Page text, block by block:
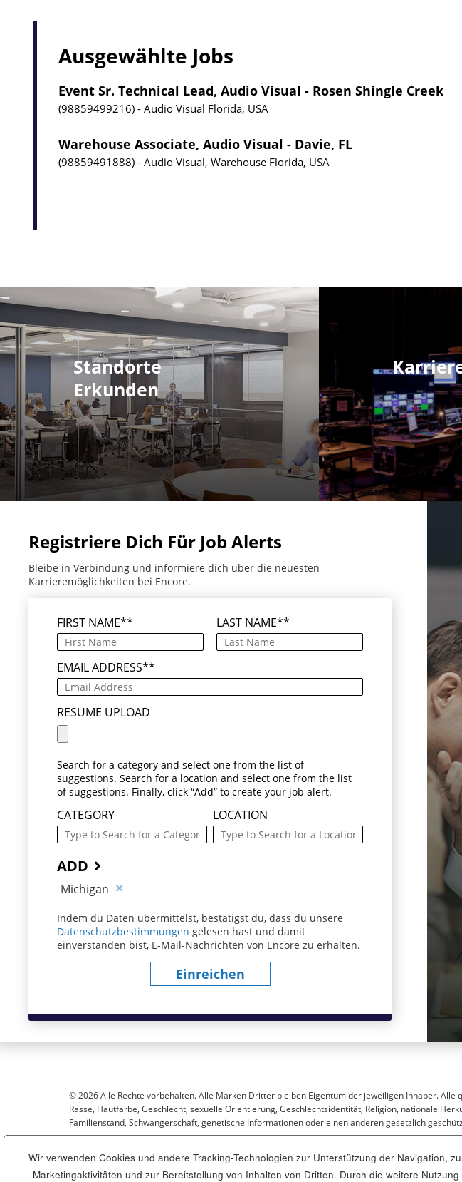
Ausgewählte Jobs
Event Sr. Technical Lead, Audio Visual - Rosen Shingle Creek
98859499216 Audio Visual Florida, USA
Warehouse Associate, Audio Visual - Davie, FL
98859491888 Audio Visual, Warehouse Florida, USA
Standorte
Erkunden
Registriere Dich Für Job Alerts
Bleibe in Verbindung und informiere dich über die neuesten
Karrieremöglichkeiten bei Encore.
FIRST NAME* LAST NAME*
EMAIL ADDRESS*
RESUME UPLOAD
Search for a category and select one from the list of
suggestions. Search for a location and select one from the list
of suggestions. Finally, click “Add” to create your job alert.
CATEGORY LOCATION
ADD
Michigan
Indem du Daten übermittelst, bestätigst du, dass du unsere
Datenschutzbestimmungen (dieser Inhalt öffnet sich in einem neuen Fenster)
gelesen hast und damit
einverstanden bist, E-Mail-Nachrichten von Encore zu erhalten.
Einreichen
© 2026 Alle Rechte vorbehalten. Alle Marken Dritter bleiben Eigentum der jeweiligen Inhaber. Alle
Rasse, Hautfarbe, Geschlecht, sexuelle Orientierung, Geschlechtsidentität, Religion, nationale
Familienstand, Schwangerschaft, genetische Informationen oder einen anderen gesetzlich
Sitemap
Wir verwenden Cookies und andere Tracking-Technologien zur Unterstützung der Navigation,
Marketingaktivitäten und zur Bereitstellung von Inhalten von Dritten. Durch die weitere